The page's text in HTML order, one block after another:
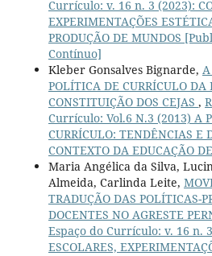
Currículo: v. 16 n. 3 (2023):
EXPERIMENTAÇÕES
PRODUÇÃO DE MUNDOS
Contínuo]
Kleber Gonsalves Bignarde,
POLÍTICA DE CURRÍCULO DA
CONSTITUIÇÃO DOS CEJAS ,
Currículo: Vol.6 N.3 (2013) A
CURRÍCULO: TENDÊNCIAS E
CONTEXTO DA EDUCAÇÃO
Maria Angélica da Silva,
Almeida, Carlinda Leite,
TRADUÇÃO DAS POLÍTICAS-
DOCENTES NO AGRESTE
Espaço do Currículo: v. 16 n.
ESCOLARES,